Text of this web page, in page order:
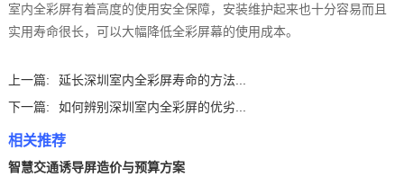
室内全彩屏‍有着高度的使用安全保障，安装维护起来也十分容易而且
实用寿命很长，可以大幅降低全彩屏幕的使用成本。
上一篇:
延长深圳室内全彩屏‍寿命的方法...
下一篇:
如何辨别深圳室内全彩屏‍的优劣...
相关推荐
智慧交通诱导屏造价与预算方案